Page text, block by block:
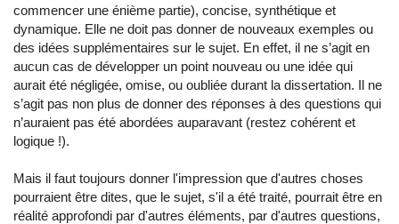
commencer une énième partie), concise, synthétique et
dynamique. Elle ne doit pas donner de nouveaux exemples ou
des idées supplémentaires sur le sujet. En effet, il ne s’agit en
aucun cas de développer un point nouveau ou une idée qui
aurait été négligée, omise, ou oubliée durant la dissertation. Il ne
s’agit pas non plus de donner des réponses à des questions qui
n’auraient pas été abordées auparavant (restez cohérent et
logique !).
Mais il faut toujours donner l'impression que d'autres choses
pourraient être dites, que le sujet, s'il a été traité, pourrait être en
réalité approfondi par d'autres éléments, par d'autres questions,